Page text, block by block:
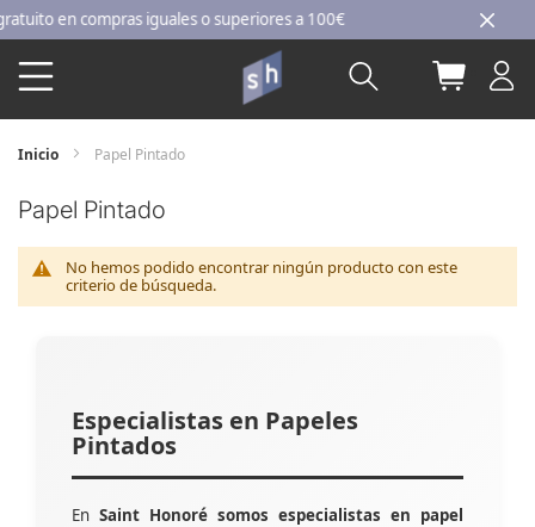
Ir
al
contenido
en compras iguales o superiores a 100€
Buscar Mi
Inicio Papel Pintado
Papel Pintado
No hemos podido encontrar ningún producto con este
criterio de búsqueda.
Especialistas en Papeles
Pintados
En Saint Honoré somos especialistas en papel